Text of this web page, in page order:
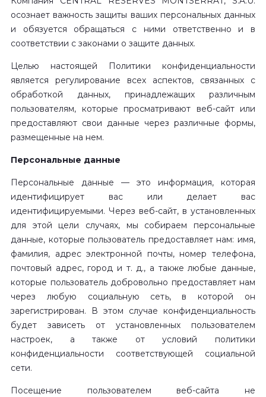
осознает важность защиты ваших персональных данных
и обязуется обращаться с ними ответственно и в
соответствии с законами о защите данных.
Целью настоящей Политики конфиденциальности
является регулирование всех аспектов, связанных с
обработкой данных, принадлежащих различным
пользователям, которые просматривают веб-сайт или
предоставляют свои данные через различные формы,
размещенные на нем.
Персональные данные
Персональные данные — это информация, которая
идентифицирует вас или делает вас
идентифицируемыми. Через веб-сайт, в установленных
для этой цели случаях, мы собираем персональные
данные, которые пользователь предоставляет нам: имя,
фамилия, адрес электронной почты, номер телефона,
почтовый адрес, город и т. д., а также любые данные,
которые пользователь добровольно предоставляет нам
через любую социальную сеть, в которой он
зарегистрирован. В этом случае конфиденциальность
будет зависеть от установленных пользователем
настроек, а также от условий политики
конфиденциальности соответствующей социальной
сети.
Посещение пользователем веб-сайта не